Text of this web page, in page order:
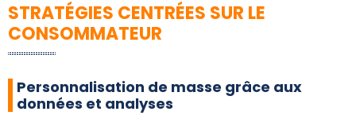
STRATÉGIES CENTRÉES SUR LE
CONSOMMATEUR
Personnalisation de masse grâce aux
données et analyses